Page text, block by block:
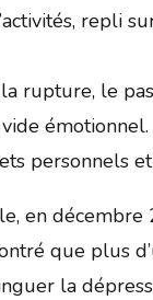
repli
rupture, le
émotionnel.
personnels
en
que plus
la